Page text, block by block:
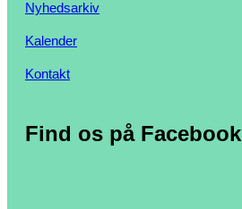
Nyhedsarkiv
Kalender
Kontakt
Find os på Facebook